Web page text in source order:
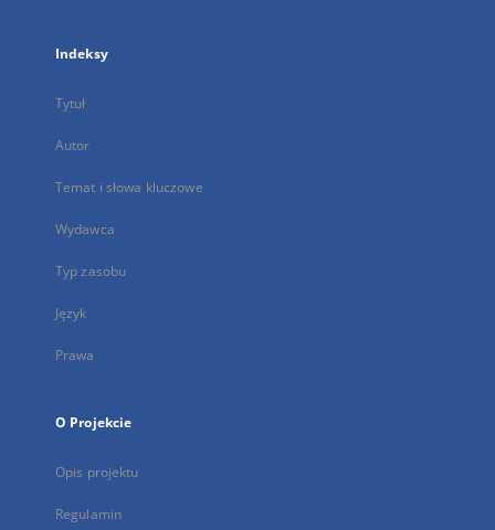
Indeksy
Tytuł
Autor
Temat i słowa kluczowe
Wydawca
Typ zasobu
Język
Prawa
O Projekcie
Opis projektu
Regulamin